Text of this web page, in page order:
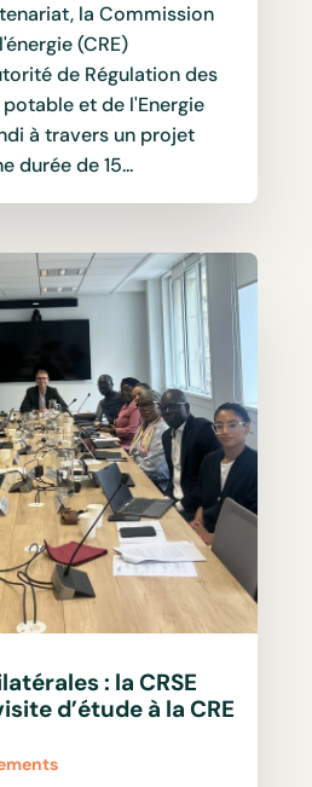
la Commission
(CRE)
de Régulation des
et de l'Energie
à travers un projet
durée de 15...
: la CRSE
d’étude à la CRE